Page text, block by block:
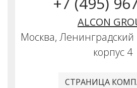
ALCON
Москва, Ленинградский
корпус 4
СТРАНИЦА